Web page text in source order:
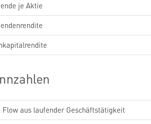
je Aktie
Flow aus laufender Geschäftstätigkeit